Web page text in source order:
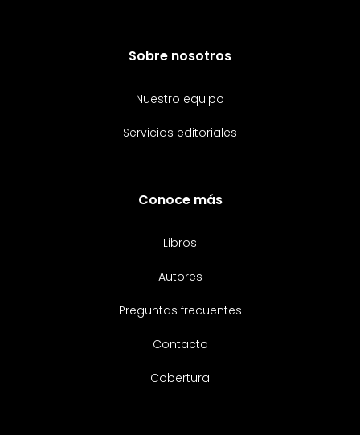
Sobre nosotros
Nuestro equipo
Servicios editoriales
Conoce más
Libros
Autores
Preguntas frecuentes
Contacto
Cobertura